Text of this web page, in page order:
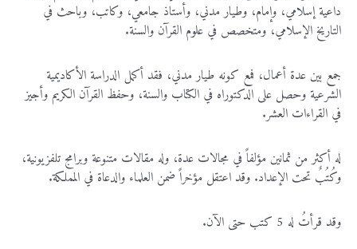
داعية إسلامي، وإمام، وطيارمدني، وأستاذ جامعي، وكاتب، وباحث في
التاريخالإسلامي، ومتخصص في علوم القرآنوالسنة.
جمع بينعدة أعمال، فمع كونه طيارمدني، فقد أكمل الدراسة الأكاديمية
الشرعية وحصل على الدكتوراه في الكتاب والسنة، وحفظ القرآنالكريموأجيز
في القراءات العشر.
له أكثرمن ثمانينمؤلفاًفي مجالات عدة، وله مقالات متنوعة وبرامجتلفزيونية،
وكُتُبٌ تحت الإعداد. وقد اعتقل مؤخراًضمن العلماء والدعاة في المملكة.
وقد قرأتُ له كتب حتى الآن.